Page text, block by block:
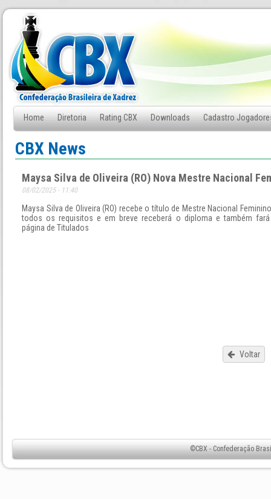
Home Diretoria Rating CBX Downloads Cadastro
Fale Conosco
CBX News
Maysa Silva de Oliveira (RO) Nova Mestre Nacional
08/02/2025 - 11:40
Maysa Silva de Oliveira (RO) recebe o título de Mestre Nacional
todos os requisitos e em breve receberá o diploma e também
página de Titulados
Voltar
©CBX - Confederação